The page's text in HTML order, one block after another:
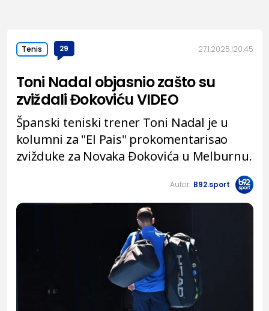
Tenis 29 27.1.2025. 20:45
Toni Nadal objasnio zašto su
zviždali Đokoviću VIDEO
Španski teniski trener Toni Nadal je u
kolumni za "El Pais" prokomentarisao
zvižduke za Novaka Đokovića u Melburnu.
Autor: B92.sport